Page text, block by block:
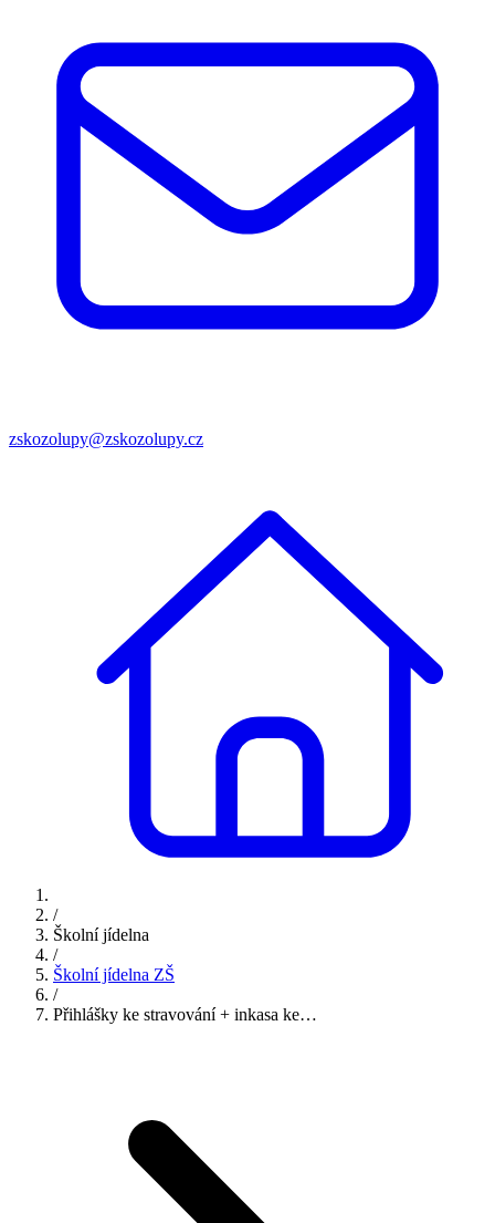
zskozolupy@zskozolupy.cz
/
Školní jídelna
/
Školní jídelna ZŠ
/
Přihlášky ke stravování + inkasa ke…